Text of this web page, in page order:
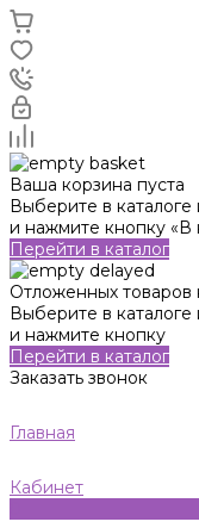
Ваша корзина пуста
Выберите в
и нажмите кнопку «В
Перейти в каталог
Отложенных товаров
Выберите в
и нажмите кнопку
Перейти в каталог
Заказать звонок
Главная
Кабинет